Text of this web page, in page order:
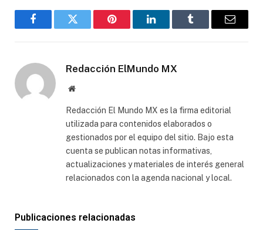
FacebookGorjeo Pinterest LinkedInTumblr
Correo
Redacción ElMundo MX
Sitio
Redacción El Mundo MX es la firma editorial
utilizada para contenidos elaborados o
gestionados por el equipo del sitio. Bajo esta
cuenta se publican notas informativas,
actualizaciones y materiales de interés general
relacionados con la agenda nacional y local.
Publicaciones relacionadas